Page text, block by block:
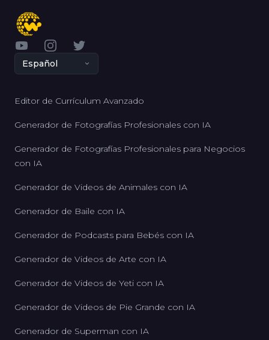
YouTubeInstagram
Twitter
Español
Editor de Currículum Avanzado
Generador de Fotografías Profesionales con IA
Generador de Fotografías Profesionales para Negocios
con IA
Generador de Videos de Animales con IA
Generador de Baile con IA
Generador de Podcasts para Bebés con IA
Generador de Videos de Arte con IA
Generador de Videos de Yeti con IA
Generador de Videos de Pie Grande con IA
Generador de Superman con IA